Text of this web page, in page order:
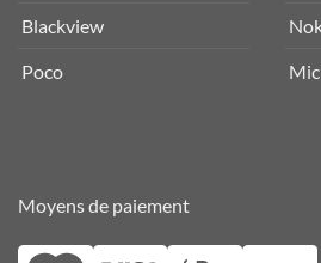
Blackview
Poco
Moyens de paiement